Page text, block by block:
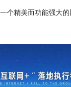
个精美而功能强大